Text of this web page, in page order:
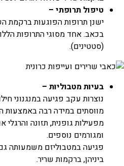
טיפול תרופתי –
ישנן תרופות הפוגעות ברקמת
בכאב. אחד מסוגי התרופות
(סטטינים).
בעיות מטבוליות –
נוצרות עקב פגיעה במנגנוני
מווסתים במידה רבה באמצעות
מפעילות גופנית, תזונה והרגלי
ומגורמים נוספים.
פגיעה במטבוליזם משמעותה
ביניהן, ברקמות שריר.